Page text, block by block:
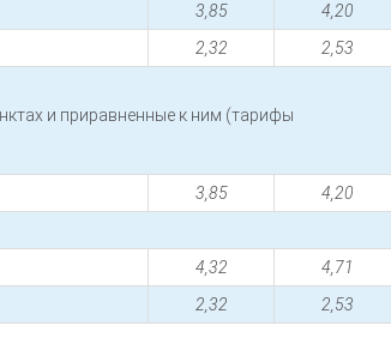
3,85
4,20
2,32 2,53
и приравненные к ним (тарифы
3,85
4,20
4,32
4,71
2,32
2,53